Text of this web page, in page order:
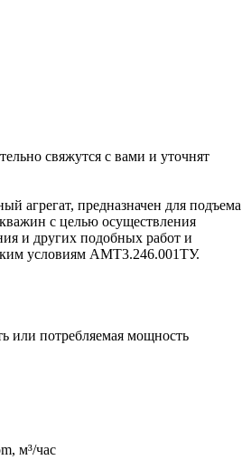
свяжутся с вами и уточнят
агрегат, предназначен для подъема
с целью осуществления
и других подобных работ и
условиям АМТ3.246.001ТУ.
или потребляемая мощность
м³/час